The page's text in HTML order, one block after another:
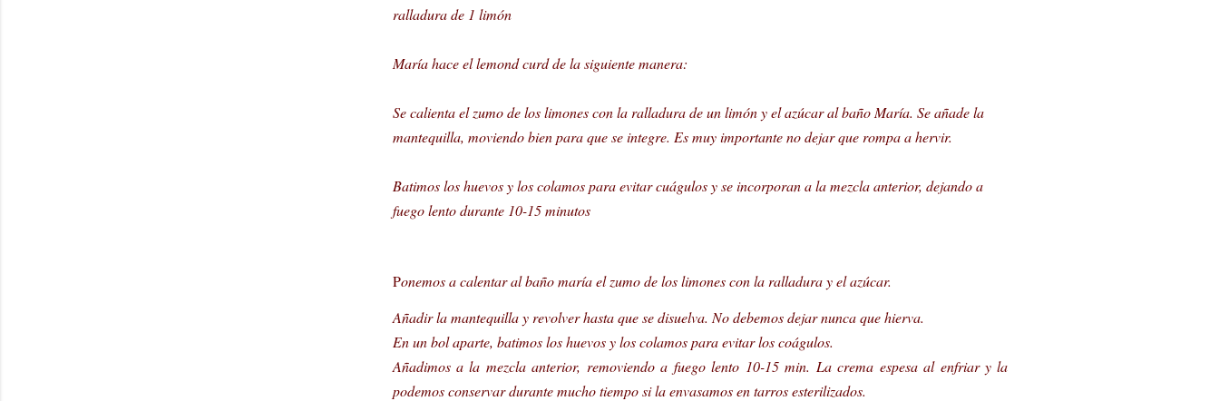
ralladura de 1 limón
María hace el lemond curd de la siguiente manera:
Se calienta el zumo de los limones con la ralladura de un limón y el azúcar al baño María. Se añade la
mantequilla, moviendo bien para que se integre. Es muy importante no dejar que rompa a hervir.
Batimos los huevos y los colamos para evitar cuágulos y se incorporan a la mezcla anterior, dejando a
fuego lento durante 10-15 minutos
Ponemos a calentar al baño maría el zumo de los limones con la ralladura y el azúcar.
Añadir la mantequilla y revolver hasta que se disuelva. No debemos dejar nunca que hierva.
En un bol aparte, batimos los huevos y los colamos para evitar los coágulos.
Añadimos a la mezcla anterior, removiendo a fuego lento 10-15 min. La crema espesa al enfriar y la
podemos conservar durante mucho tiempo si la envasamos en tarros esterilizados.